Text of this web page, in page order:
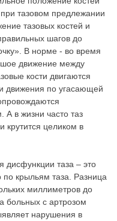
тазовом предлежании
тазовых костей и
шагов до
В норме - во время
движение между
кости двигаются
движения по угасающей
в жизни часто таз
крутится целиком в
дисфункции таза – это
крыльям таза. Разница
миллиметров до
больных с артрозом
нарушения в